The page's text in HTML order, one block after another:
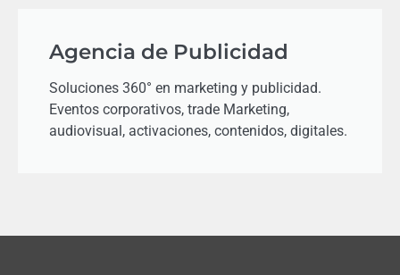
Agencia de Publicidad
Soluciones 360° en marketing y publicidad.
Eventos corporativos, trade Marketing,
audiovisual, activaciones, contenidos, digitales.